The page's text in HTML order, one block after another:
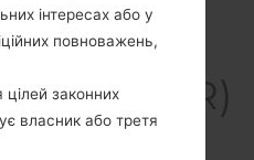
Beat
інтересах або у
повноважень,
цілей законних
власник або третя